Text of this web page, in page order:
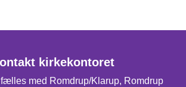
kirkekontoret
med Romdrup/Klarup, Romdrup